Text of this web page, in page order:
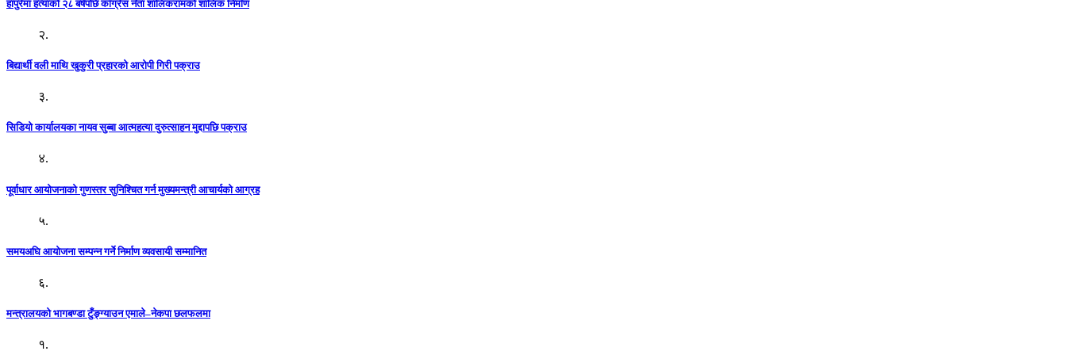
हापुरेमा हत्याको २८ बर्षपछि काँग्रेस नेता शालिकरामको शालिक निर्माण
२.
बिद्यार्थी वली माथि खुकुरी प्रहारको आरोपी गिरी पक्राउ
३.
सिडियो कार्यालयका नायव सुब्बा आत्महत्या दुरुत्साहन मुद्दापछि पक्राउ
४.
पूर्वाधार आयोजनाको गुणस्तर सुनिश्चित गर्न मुख्यमन्त्री आचार्यको आग्रह
५.
समयअघि आयोजना सम्पन्न गर्ने निर्माण व्यवसायी सम्मानित
६.
मन्त्रालयको भागबण्डा टुँङ्ग्याउन एमाले–नेकपा छलफलमा
१.